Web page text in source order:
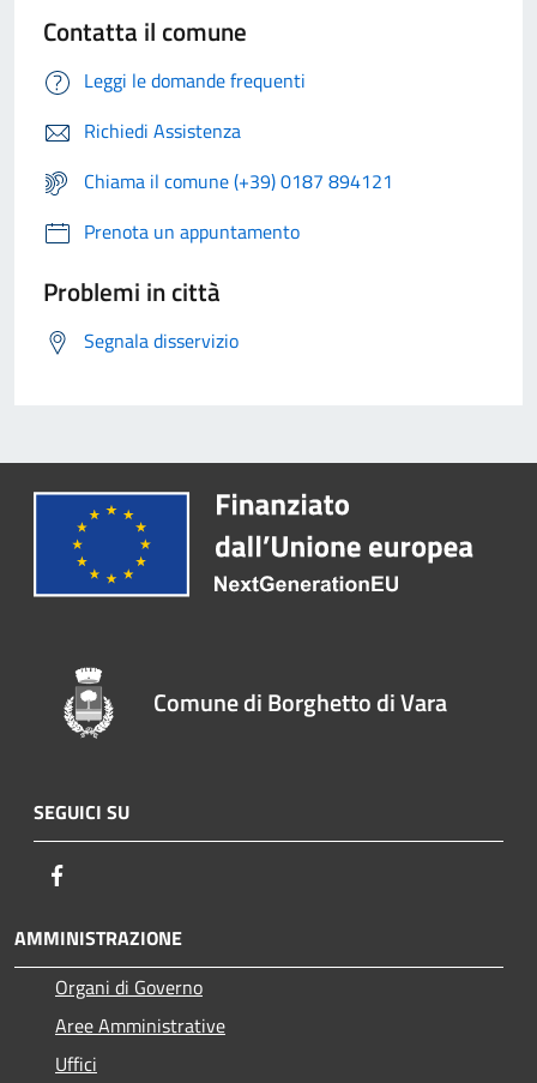
Contatta il comune
Leggi le domande frequenti
Richiedi Assistenza
Chiama il comune (+39) 0187 894121
Prenota un appuntamento
Problemi in città
Segnala disservizio
Comune di Borghetto di Vara
SEGUICI SU
AMMINISTRAZIONE
Organi di Governo
Aree Amministrative
Uffici